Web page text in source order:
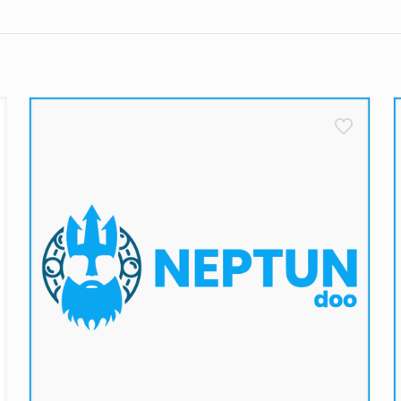
radnog dana. Ne zaboravite, dostave se ne obavljaju
kurirske službe vrše dostavu na navedenu
da su artikli pažljivo zapakovani i zaštićeni od
bilo kakva oštećenja na kutiji, savetujemo da odbijete
ne uspe, kurir će Vas pokušati kontaktirati radi
naš zadatak da Vas kontaktiramo i dogovorimo dalje